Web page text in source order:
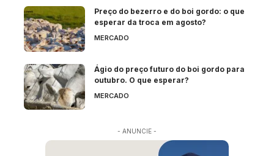
Preço do bezerro e do boi gordo: o que
esperar da troca em agosto?
MERCADO
Ágio do preço futuro do boi gordo para
outubro. O que esperar?
MERCADO
- ANUNCIE -